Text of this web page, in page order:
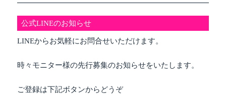
公式LINEのお知らせ
LINEからお気軽にお問合せいただけます。
時々モニター様の先行募集のお知らせをいたします。
ご登録は下記ボタンからどうぞ